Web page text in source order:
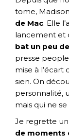
tome,
de Mac. Elle
lancement et
bat un peu de
presse
mise à l’écart
sien. On
personnalité,
mais qui ne
Je regrette
de moments